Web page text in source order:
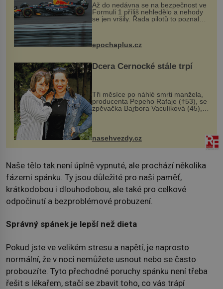
Až do nedávna se na bezpečnost ve
Formuli 1 příliš nehledělo a nehody
se jen vršily. Řada pilotů to poznala
na vlastní kůži, často s trvalými
následky nebo bohužel i ztrátou
života. Dnes nepochopiteln...
epochaplus.cz
Dcera Černocké stále trpí
Tři měsíce po náhlé smrti manžela,
producenta Pepeho Rafaje (†53), se
zpěvačka Barbora Vaculíková (45),
dcera Petry Černocké (75), poprvé
ozvala veřejnosti. Na sociální síti
sdílela, že se snaží fung...
nasehvezdy.cz
Naše tělo tak není úplně vypnuté, ale prochází několika
fázemi spánku. Ty jsou důležité pro naši paměť,
krátkodobou i dlouhodobou, ale také pro celkové
odpočinutí a bezproblémové probuzení.
Správný spánek je lepší než dieta
Pokud jste ve velikém stresu a napětí, je naprosto
normální, že v noci nemůžete usnout nebo se často
probouzíte. Tyto přechodné poruchy spánku není třeba
řešit s lékařem, stačí se zbavit toho, co vás trápí